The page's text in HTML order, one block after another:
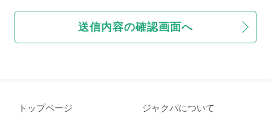
送信内容の確認画面へ
トップページ ジャクパについて